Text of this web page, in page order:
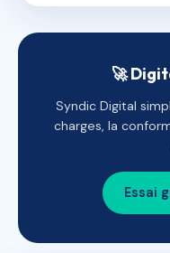
🚀
Syndic Digital
charges, la
Essai